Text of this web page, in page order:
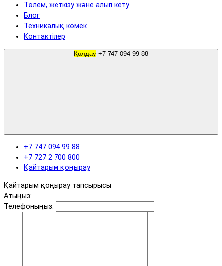
Төлем, жеткізу және алып кету
Блог
Техникалық көмек
Контактілер
Қолдау
+7 747 094 99 88
+7 727 2 700 800
Қайтарым қоңырау
Қайтарым қоңырау тапсырысы
Атыңыз:
Телефоныңыз: